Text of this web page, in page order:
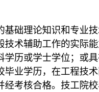
础理论知识和专业技
术辅助工作的实际能
学历或学士学位；或
毕业学历，在工程技
经考核合格。技工院